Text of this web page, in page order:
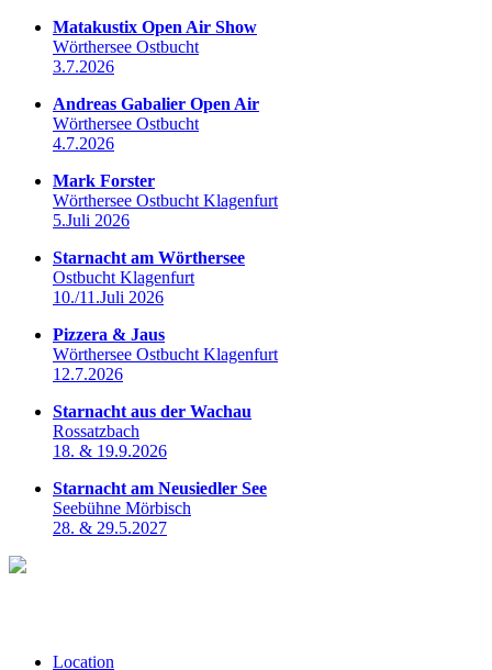
Matakustix Open Air Show
Wörthersee Ostbucht
3.7.2026
Andreas Gabalier Open Air
Wörthersee Ostbucht
4.7.2026
Mark Forster
Wörthersee Ostbucht Klagenfurt
5.Juli 2026
Starnacht am Wörthersee
Ostbucht Klagenfurt
10./11.Juli 2026
Pizzera & Jaus
Wörthersee Ostbucht Klagenfurt
12.7.2026
Starnacht aus der Wachau
Rossatzbach
18. & 19.9.2026
Starnacht am Neusiedler See
Seebühne Mörbisch
28. & 29.5.2027
Location